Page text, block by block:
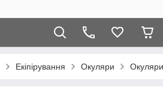
Екіпірування Окуляри